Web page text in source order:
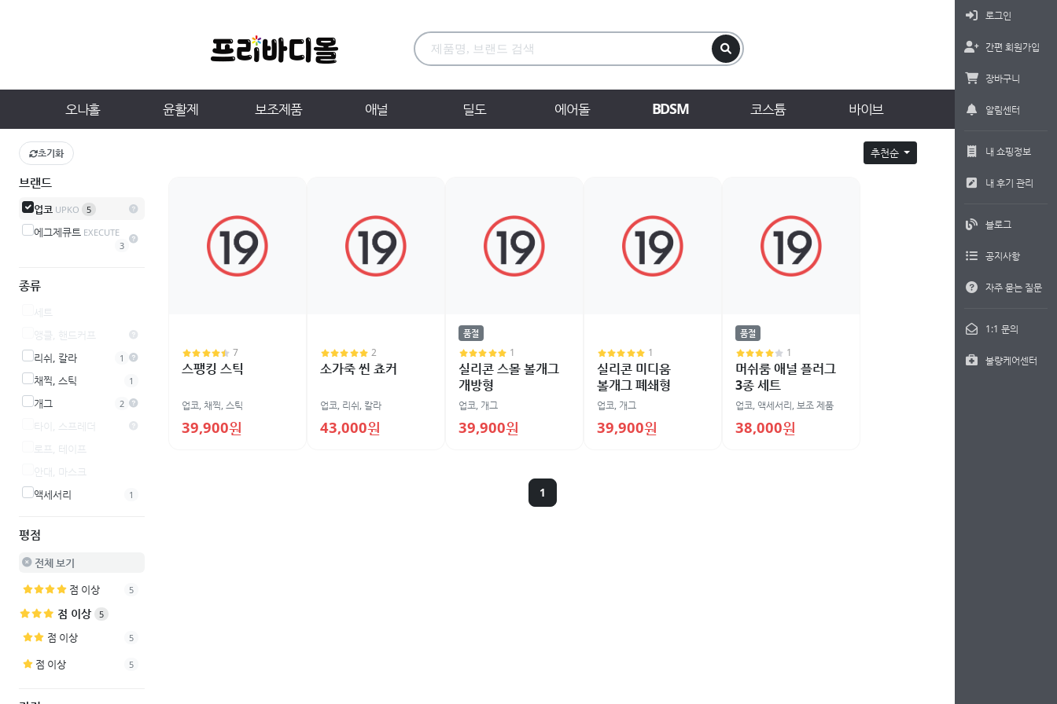
오나홀 윤활제 보조제품 애널 딜도 에어돌 BDSM 코스튬 바이브
로그인
간편 회원가입
장바구니
알림센터
내 쇼핑정보
내 후기 관리
블로그
공지사항
자주 묻는 질문
1:1 문의
불량케어센터
초기화
브랜드
업코 UPKO 5
에그제큐트 EXECUTE
3
종류
세트
앵클, 핸드커프
리쉬, 칼라
1
채찍, 스틱 1
개그 2
타이, 스프레더
로프, 테이프
안대, 마스크
액세서리
1
평점
전체 보기
점 이상
5
점 이상 5
점 이상 5
점 이상 5
추천순
7
스팽킹 스틱
업코,채찍, 스틱
39,900원
2
소가죽 씬 쵸커
업코, 리쉬, 칼라
43,000원
품절
1
실리콘 스몰 볼개그
개방형
업코, 개그
39,900원
1
실리콘 미디움
볼개그 폐쇄형
업코, 개그
39,900원
품절
1
머쉬룸 애널 플러그
3종 세트
업코, 액세서리,보조 제품
38,000원
1